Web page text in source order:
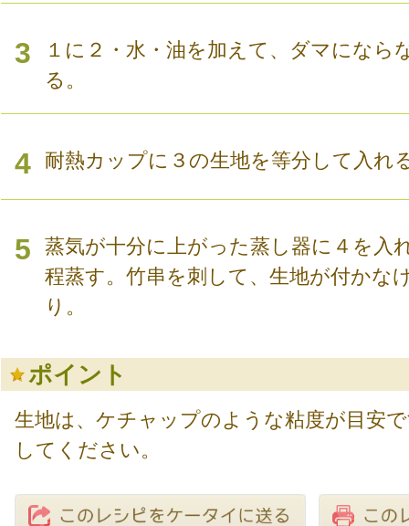
3
１に２・水・油を加えて、ダマになら
る。
4 耐熱カップに３の生地を等分して入れ
5
蒸気が十分に上がった蒸し器に４を入
程蒸す。竹串を刺して、生地が付かな
り。
ポイント
生地は、ケチャップのような粘度が目安
してください。